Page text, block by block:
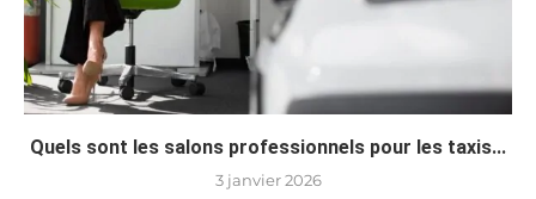
Quels sont les salons professionnels pour les taxis...
3 janvier 2026